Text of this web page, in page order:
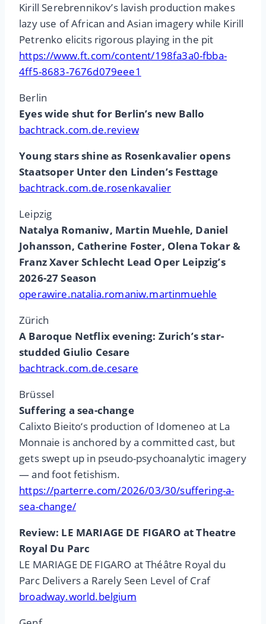
Kirill Serebrennikov’s lavish production makes
lazy use of African and Asian imagery while Kirill
Petrenko elicits rigorous playing in the pit
https://www.ft.com/content/198fa3a0-fbba-
4ff5-8683-7676d079eee1
Berlin
Eyes wide shut for Berlin’s new Ballo
bachtrack.com.de.review
Young stars shine as Rosenkavalier opens
Staatsoper Unter den Linden’s Festtage
bachtrack.com.de.rosenkavalier
Leipzig
Natalya Romaniw, Martin Muehle, Daniel
Johansson, Catherine Foster, Olena Tokar &
Franz Xaver Schlecht Lead Oper Leipzig’s
2026-27 Season
operawire.natalia.romaniw.martinmuehle
Zürich
A Baroque Netflix evening: Zurich’s star-
studded Giulio Cesare
bachtrack.com.de.cesare
Brüssel
Suffering a sea-change
Calixto Bieito‘s production of Idomeneo at La
Monnaie is anchored by a committed cast, but
gets swept up in pseudo-psychoanalytic imagery
— and foot fetishism.
https://parterre.com/2026/03/30/suffering-a-
sea-change/
Review: LE MARIAGE DE FIGARO at Theatre
Royal Du Parc
LE MARIAGE DE FIGARO at Théâtre Royal du
Parc Delivers a Rarely Seen Level of Craf
broadway.world.belgium